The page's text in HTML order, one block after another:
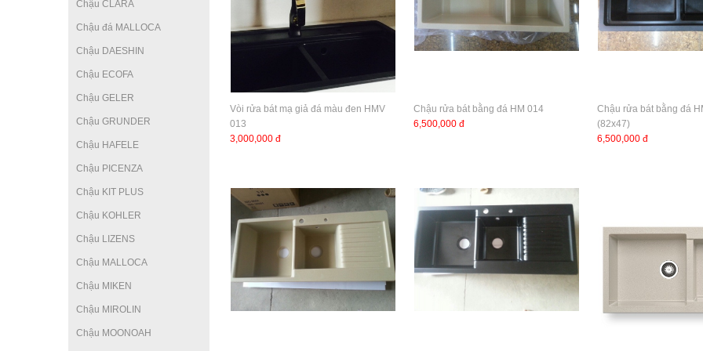
Chậu CLARA
Chậu đá MALLOCA
Chậu DAESHIN
Chậu ECOFA
Chậu GELER
Chậu GRUNDER
Chậu HAFELE
Chậu PICENZA
Chậu KIT PLUS
Chậu KOHLER
Chậu LIZENS
Chậu MALLOCA
Chậu MIKEN
Chậu MIROLIN
Chậu MOONOAH
Vòi rửa bát mạ giả đá màu đen HMV
013
3,000,000 đ
Chậu rửa bát bằng đá HM 014
6,500,000 đ
Chậu rửa bát bằng đá
(82x47)
6,500,000 đ